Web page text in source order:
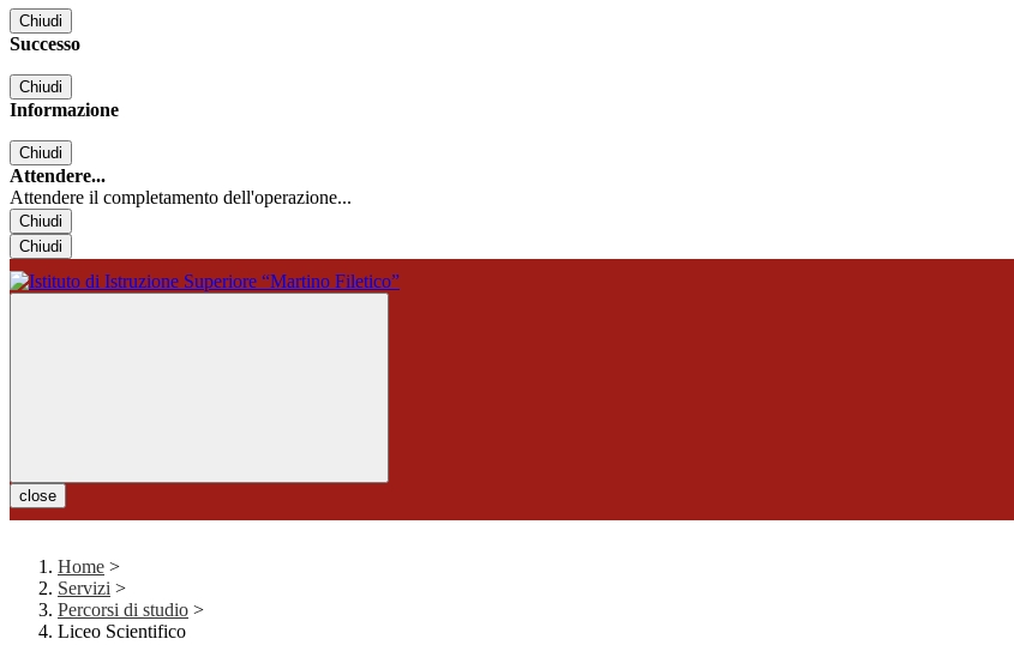
Chiudi
Successo
Chiudi
Informazione
Chiudi
Attendere...
Attendere il completamento dell'operazione...
Chiudi
Chiudi
close
Home >
Servizi >
Percorsi di studio >
Liceo Scientifico